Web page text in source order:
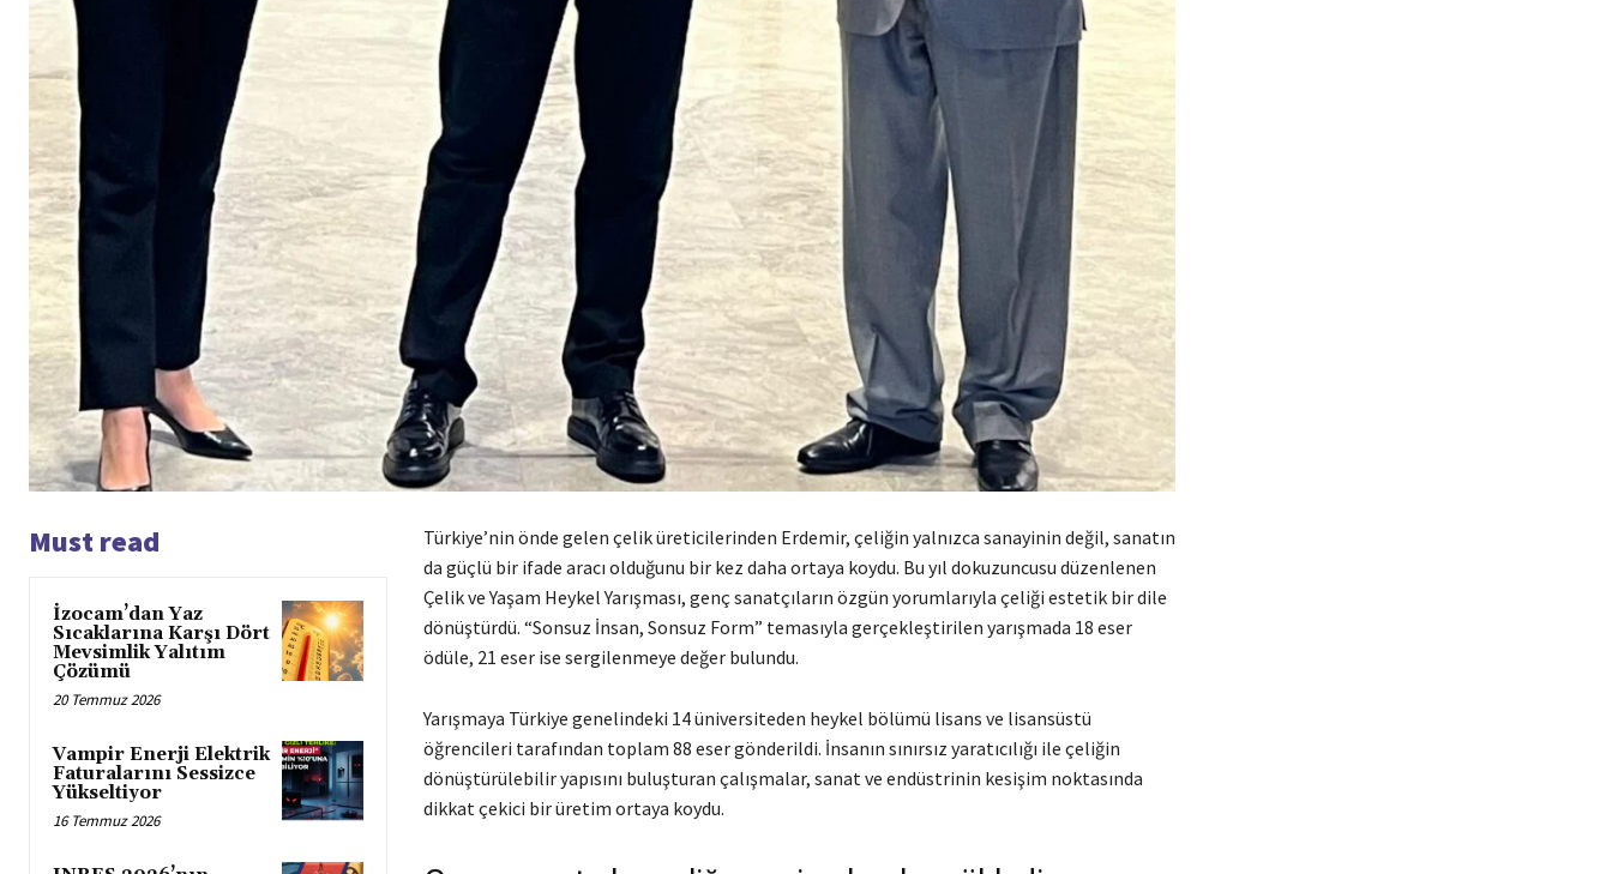
Must read
İzocam’dan Yaz
Sıcaklarına Karşı Dört
Mevsimlik Yalıtım
Çözümü
20 Temmuz 2026
Vampir Enerji Elektrik
Faturalarını Sessizce
Yükseltiyor
16 Temmuz 2026
Türkiye’nin önde gelen çelik üreticilerinden Erdemir, çeliğin yalnızca sanayinin değil, sanatın
da güçlü bir ifade aracı olduğunu bir kez daha ortaya koydu. Bu yıl dokuzuncusu düzenlenen
Çelik ve Yaşam Heykel Yarışması, genç sanatçıların özgün yorumlarıyla çeliği estetik bir dile
dönüştürdü. “Sonsuz İnsan, Sonsuz Form” temasıyla gerçekleştirilen yarışmada 18 eser
ödüle, 21 eser ise sergilenmeye değer bulundu.
Yarışmaya Türkiye genelindeki 14 üniversiteden heykel bölümü lisans ve lisansüstü
öğrencileri tarafından toplam 88 eser gönderildi. İnsanın sınırsız yaratıcılığı ile çeliğin
dönüştürülebilir yapısını buluşturan çalışmalar, sanat ve endüstrinin kesişim noktasında
dikkat çekici bir üretim ortaya koydu.